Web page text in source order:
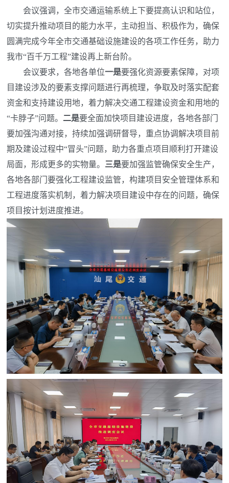
会议强调，全市交通运输系统上下要提高认识和站位，
切实提升推动项目的能力水平，主动担当、积极作为，确保
圆满完成今年全市交通基础设施建设的各项工作任务，助力
我市“百千万工程”建设再上新台阶。
会议要求，各地各单位一是要强化资源要素保障，对项
目建设涉及的要素支撑问题进行再梳理，争取及时落实配套
资金和支持建设用地，着力解决交通工程建设资金和用地的
“卡脖子”问题。 二是要全面加快项目建设进度，各地各部门
要加强沟通对接，持续加强调研督导，重点协调解决项目前
期及建设过程中“冒头”问题，助力各重点项目顺利打开建设
局面，形成更多的实物量。 三是要加强监管确保安全生产，
各地各部门要强化工程建设监管，构建项目安全管理体系和
工程进度落实机制，着力解决项目建设中存在的问题，确保
项目按计划进度推进。